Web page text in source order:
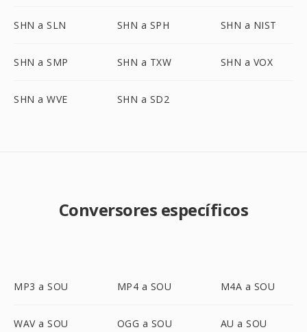
SHN a SLN SHN a SPH SHN a NIST
SHN a SMP SHN a TXW SHN a VOX
SHN a WVE SHN a SD2
Conversores específicos
MP3 a SOU MP4 a SOU M4A a SOU
WAV a SOU OGG a SOU AU a SOU